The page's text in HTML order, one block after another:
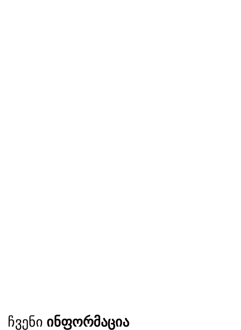
ჩვენი ინფორმაცია